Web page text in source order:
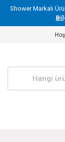
Shower Markalı